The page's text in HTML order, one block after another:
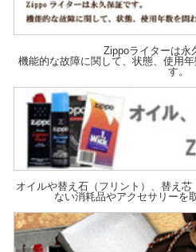
Zippoライターは永
機能的な故障に関して、状態、使用
す。
オイルや替え石（フリント）、替え
ない消耗品やアクセサリーを